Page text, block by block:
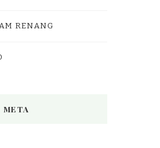
RENANG
META